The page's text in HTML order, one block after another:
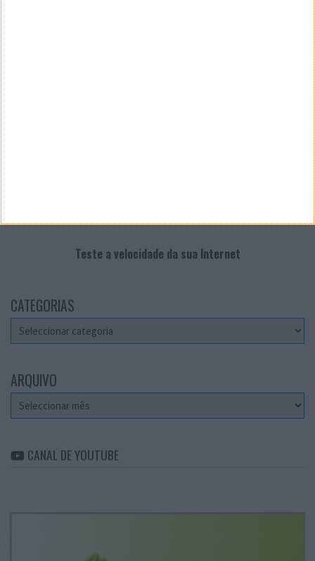
Teste a velocidade da sua Internet
CATEGORIAS
Categorias
ARQUIVO
Arquivo
CANAL DE YOUTUBE